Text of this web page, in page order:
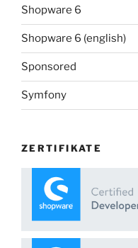
Shopware 6
Shopware 6 (english)
Sponsored
Symfony
ZERTIFIKATE